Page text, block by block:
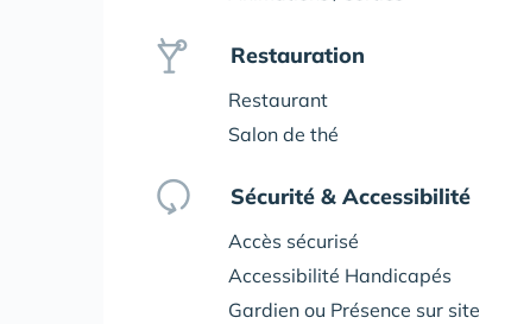
Restauration
Restaurant
Salon de thé
Sécurité & Accessibilité
Accès sécurisé
Accessibilité Handicapés
Gardien ou Présence sur site